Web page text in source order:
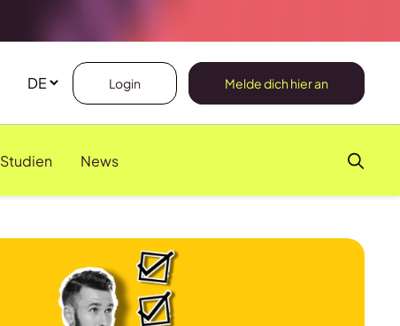
Login Melde dich hier an
Studien News